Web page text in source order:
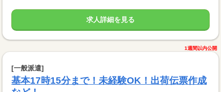
求人詳細を見る
1週間以内公開
[一般派遣]
基本17時15分まで！未経験OK！出荷伝票作成